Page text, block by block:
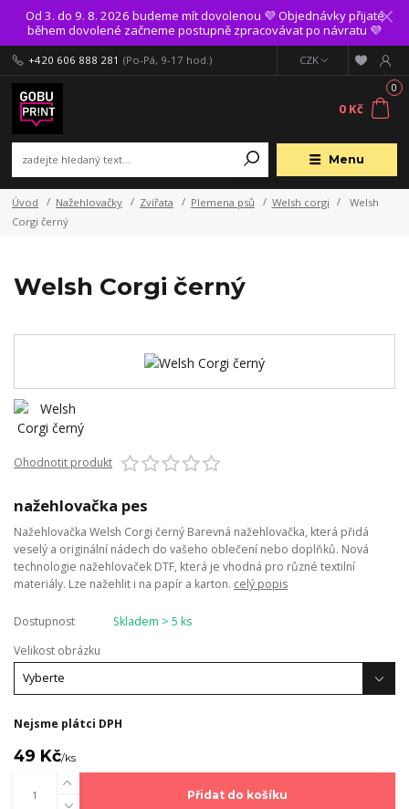
Od 3. do 9. 8. 2026 budeme mít dovolenou 💜 Objednávky přijaté
během dovolené začneme postupně zpracovávat po návratu 💜
Menu
CZK
+420 606 888 281 (Po-Pá, 9-17 hod.)
0
0 Kč
Úvod Nažehlovačky Zvířata Plemena psů Welsh corgi
Welsh
Corgi černý
Welsh Corgi černý
Ohodnotit produkt
nažehlovačka pes
Nažehlovačka Welsh Corgi černý Barevná nažehlovačka, která přidá
veselý a originální nádech do vašeho oblečení nebo doplňků. Nová
technologie nažehlovaček DTF, která je vhodná pro různé textilní
materiály. Lze nažehlit i na papír a karton. celý popis
Dostupnost
Skladem > 5 ks
Velikost obrázku
Nejsme plátci DPH
49 Kč/ks
Přidat do košíku